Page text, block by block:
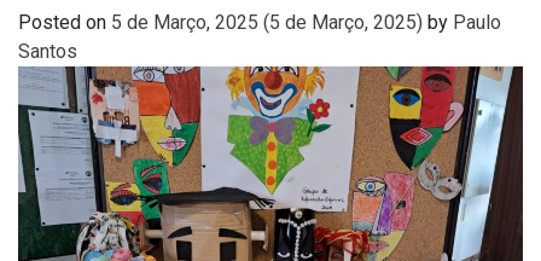
Posted on 5 de Março, 2025 (5 de Março, 2025) by Paulo
Santos